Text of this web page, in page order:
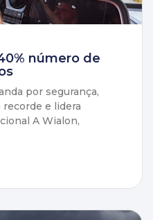
número de
por segurança,
e lidera
A Wialon,